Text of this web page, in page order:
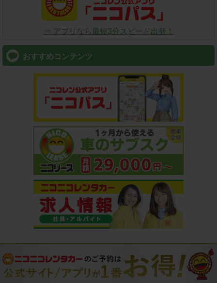
⇒ アプリなら最短3分スピード出発！
おすすめコンテンツ